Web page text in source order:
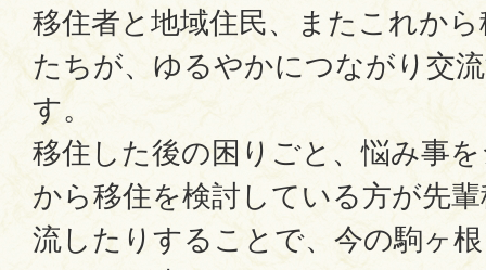
移住者と地域住民、またこれか
たちが、ゆるやかにつながり交
す。
移住した後の困りごと、悩み事
から移住を検討している方が先
流したりすることで、今の駒ヶ